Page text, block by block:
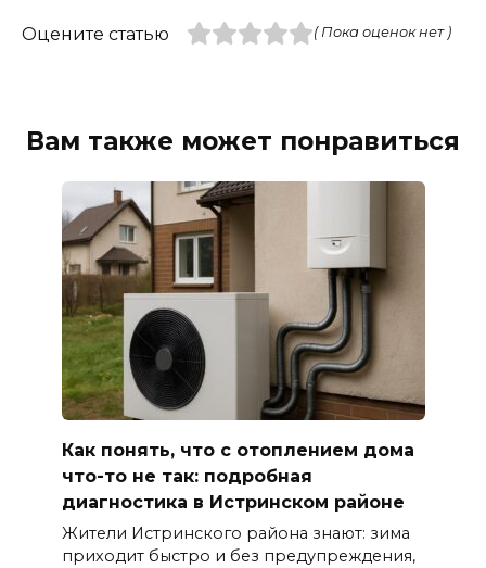
Оцените статью ( Пока оценок нет )
Вам также может понравиться
Как понять, что с отоплением дома
что-то не так: подробная
диагностика в Истринском районе
Жители Истринского района знают: зима
приходит быстро и без предупреждения,